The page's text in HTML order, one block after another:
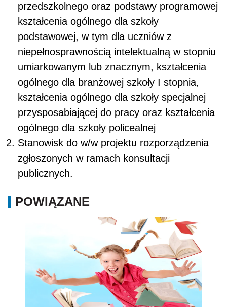
przedszkolnego oraz podstawy programowej
kształcenia ogólnego dla szkoły
podstawowej, w tym dla uczniów z
niepełnosprawnością intelektualną w stopniu
umiarkowanym lub znacznym, kształcenia
ogólnego dla branżowej szkoły I stopnia,
kształcenia ogólnego dla szkoły specjalnej
przysposabiającej do pracy oraz kształcenia
ogólnego dla szkoły policealnej
Stanowisk do w/w projektu rozporządzenia
zgłoszonych w ramach konsultacji
publicznych.
POWIĄZANE